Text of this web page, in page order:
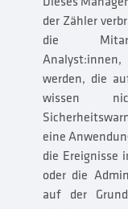
der Zähler
die
werden, die
wissen
eine
die Ereignisse
oder die
auf der